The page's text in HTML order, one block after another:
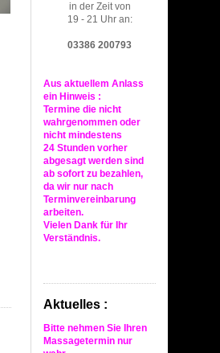
in der Zeit von
19 - 21 Uhr an:
03386 200793
Aus aktuellem Anlass
ein Hinweis :
Termine die nicht
wahrgenommen oder
nicht mindestens
24 Stunden vorher
abgesagt werden sind
ab sofort zu bezahlen,
da wir nur nach
Terminvereinbarung
arbeiten.
Vielen Dank für Ihr
Verständnis.
Aktuelles :
Bitte nehmen Sie Ihren
Massagetermin nur